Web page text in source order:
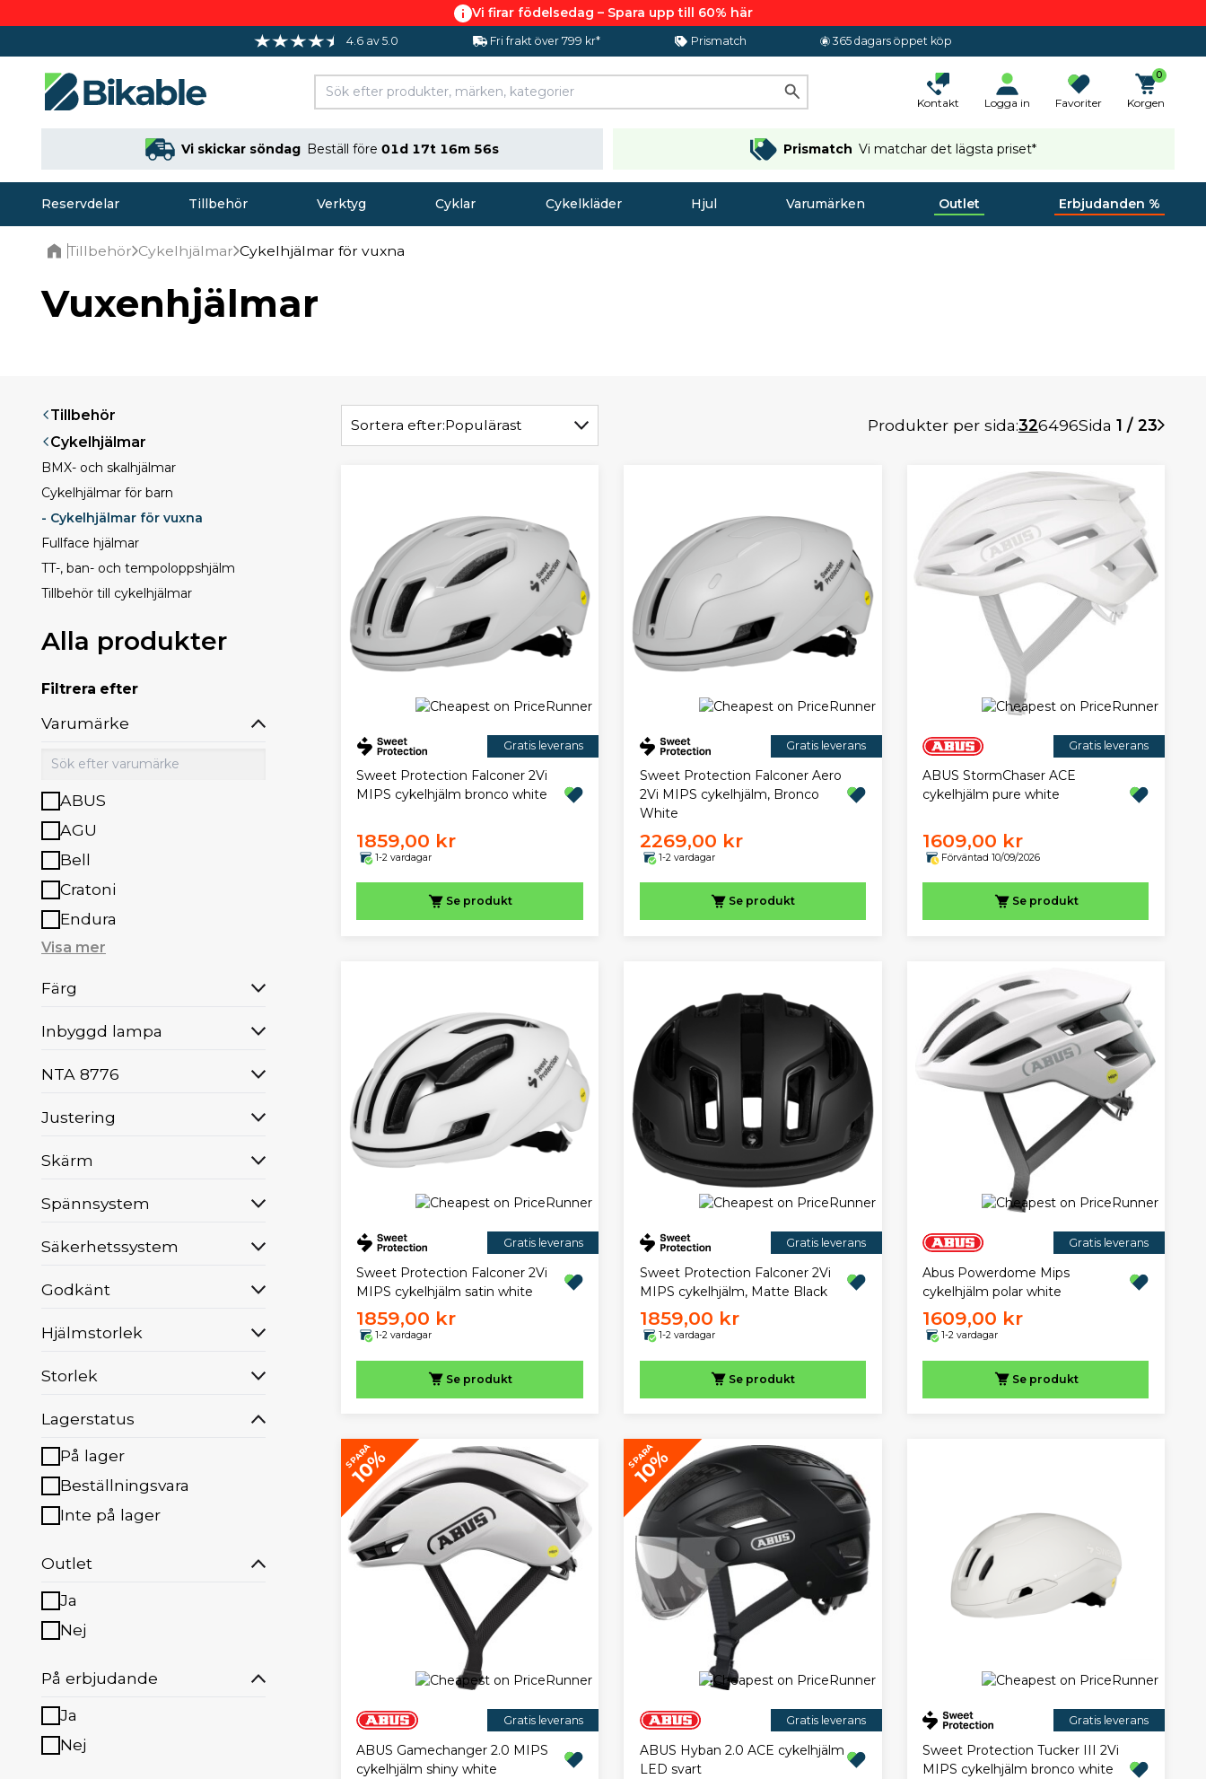
Vi firar födelsedag – Spara upp till 60% här
4.6 av 5.0 Fri frakt över 799 kr* Prismatch 365 dagars öppet köp
Kontakt Logga in Favoriter
0
Korgen
Vi skickar söndag Beställ före 01d 17t 16m 55s Prismatch Vi matchar det lägsta priset*
Reservdelar Tillbehör Verktyg Cyklar Cykelkläder Hjul Varumärken Outlet Erbjudanden %
Tillbehör Cykelhjälmar Cykelhjälmar för vuxna
Vuxenhjälmar
Tillbehör
Cykelhjälmar
BMX- och skalhjälmar
Cykelhjälmar för barn
- Cykelhjälmar för vuxna
Fullface hjälmar
TT-, ban- och tempoloppshjälm
Tillbehör till cykelhjälmar
Alla produkter
Filtrera efter
Varumärke
ABUS
AGU
Bell
Cratoni
Endura
Visa mer
Färg
Inbyggd lampa
NTA 8776
Justering
Skärm
Spännsystem
Säkerhetssystem
Godkänt
Hjälmstorlek
Storlek
Lagerstatus
På lager
Beställningsvara
Inte på lager
Outlet
Ja
Nej
På erbjudande
Ja
Nej
Sortera efter:Populärast Produkter per sida:326496Sida 1 / 23
Gratis leverans
Sweet Protection Falconer 2Vi
MIPS cykelhjälm bronco white
1859,00 kr
1-2 vardagar
Se produkt
Gratis leverans
Sweet Protection Falconer Aero
2Vi MIPS cykelhjälm, Bronco
White
2269,00 kr
1-2 vardagar
Se produkt
Gratis leverans
ABUS StormChaser ACE
cykelhjälm pure white
1609,00 kr
Förväntad 10/09/2026
Se produkt
Gratis leverans
Sweet Protection Falconer 2Vi
MIPS cykelhjälm satin white
1859,00 kr
1-2 vardagar
Se produkt
Gratis leverans
Sweet Protection Falconer 2Vi
MIPS cykelhjälm, Matte Black
1859,00 kr
1-2 vardagar
Se produkt
Gratis leverans
Abus Powerdome Mips
cykelhjälm polar white
1609,00 kr
1-2 vardagar
Se produkt
SPARA
10%
Gratis leverans
ABUS Gamechanger 2.0 MIPS
cykelhjälm shiny white
SPARA
10%
Gratis leverans
ABUS Hyban 2.0 ACE cykelhjälm
LED svart
Gratis leverans
Sweet Protection Tucker III 2Vi
MIPS cykelhjälm bronco white